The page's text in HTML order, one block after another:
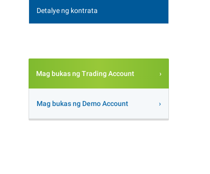
Detalye ng kontrata
Mag bukas ng Trading Account
Mag bukas ng Demo Account